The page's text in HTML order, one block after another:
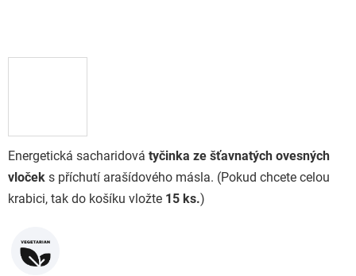
Energetická sacharidová tyčinka ze šťavnatých ovesných
vloček s příchutí arašídového másla. (Pokud chcete celou
krabici, tak do košíku vložte 15 ks.)